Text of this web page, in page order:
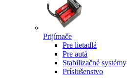
Prijímače
Pre lietadlá
Pre autá
Stabilizačné systémy
Príslušenstvo